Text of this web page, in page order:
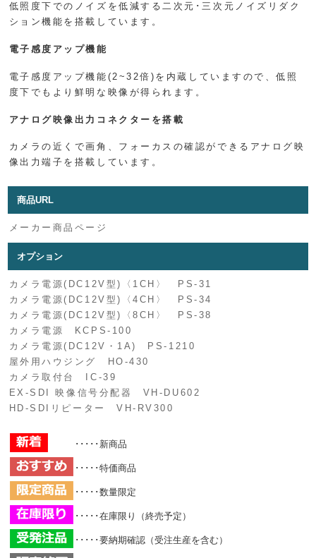
低照度下でのノイズを低減する二次元･三次元ノイズリダク
ション機能を搭載しています。
電子感度アップ機能
電子感度アップ機能(2~32倍)を内蔵していますので、低照
度下でもより鮮明な映像が得られます。
アナログ映像出力コネクターを搭載
カメラの近くで画角、フォーカスの確認ができるアナログ映
像出力端子を搭載しています。
商品URL
メーカー商品ページ
オプション
カメラ電源(DC12V型)〈1CH〉 PS-31
カメラ電源(DC12V型)〈4CH〉 PS-34
カメラ電源(DC12V型)〈8CH〉 PS-38
カメラ電源 KCPS-100
カメラ電源(DC12V・1A) PS-1210
屋外用ハウジング HO-430
カメラ取付台 IC-39
EX-SDI 映像信号分配器 VH-DU602
HD-SDIリピーター VH-RV300
･････新商品
･････特価商品
･････数量限定
･････在庫限り（終売予定）
･････要納期確認（受注生産を含む）